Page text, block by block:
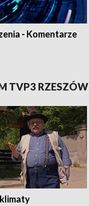
- Komentarze
TVP3 RZESZÓW